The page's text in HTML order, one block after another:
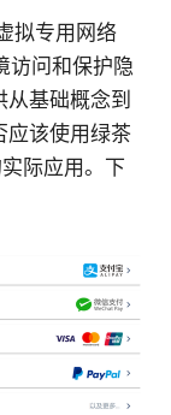
拟专用网络
访问和保护隐
基础概念到
应该使用绿茶
际应用。下